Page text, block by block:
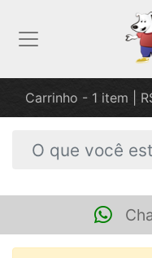
Carrinho - 1 item |